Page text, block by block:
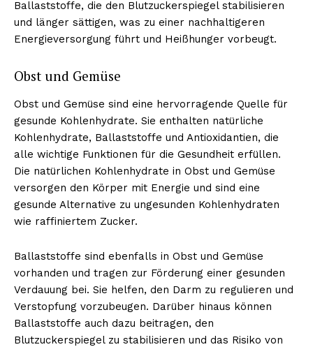
Ballaststoffe, die den Blutzuckerspiegel stabilisieren
und länger sättigen, was zu einer nachhaltigeren
Energieversorgung führt und Heißhunger vorbeugt.
Obst und Gemüse
Obst und Gemüse sind eine hervorragende Quelle für
gesunde Kohlenhydrate. Sie enthalten natürliche
Kohlenhydrate, Ballaststoffe und Antioxidantien, die
alle wichtige Funktionen für die Gesundheit erfüllen.
Die natürlichen Kohlenhydrate in Obst und Gemüse
versorgen den Körper mit Energie und sind eine
gesunde Alternative zu ungesunden Kohlenhydraten
wie raffiniertem Zucker.
Ballaststoffe sind ebenfalls in Obst und Gemüse
vorhanden und tragen zur Förderung einer gesunden
Verdauung bei. Sie helfen, den Darm zu regulieren und
Verstopfung vorzubeugen. Darüber hinaus können
Ballaststoffe auch dazu beitragen, den
Blutzuckerspiegel zu stabilisieren und das Risiko von